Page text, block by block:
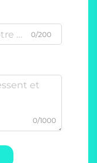
0/200
0/1000